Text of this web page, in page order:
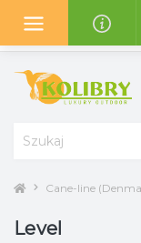
Z radością
Garden"
w
Cane-line
Level